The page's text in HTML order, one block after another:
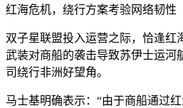
红海危机，绕行方案考验网络韧性
双子星联盟投入运营之际，恰逢红
武装对商船的袭击导致苏伊士运河
司绕行非洲好望角。
马士基明确表示：“由于商船通过